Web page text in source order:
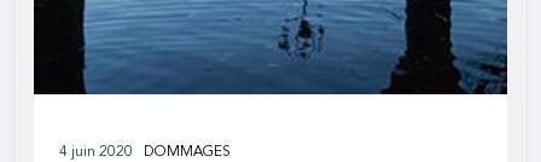
4 juin 2020 DOMMAGES